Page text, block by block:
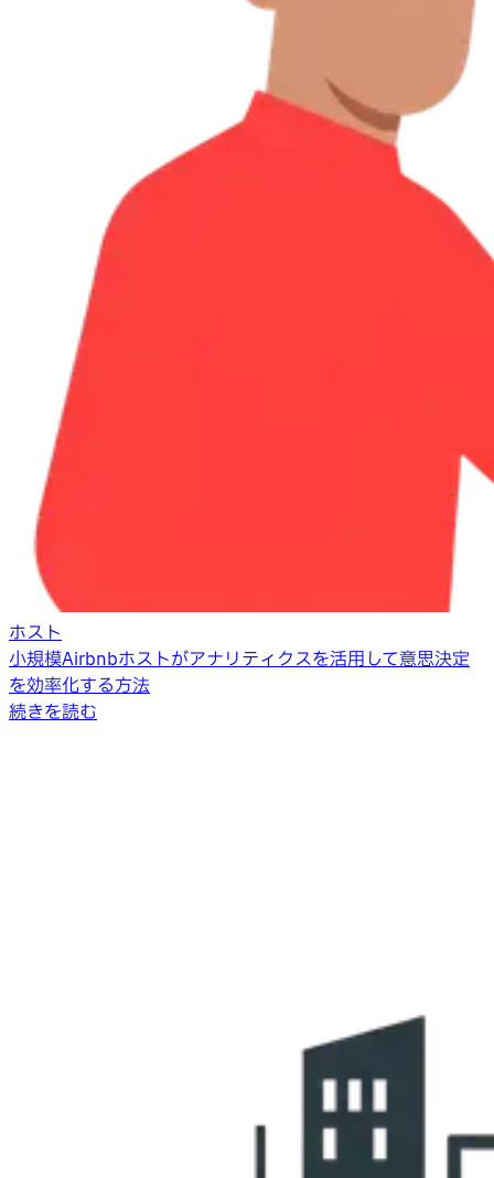
ホスト
小規模Airbnbホストがアナリティクスを活用して意思決定
を効率化する方法
続きを読む